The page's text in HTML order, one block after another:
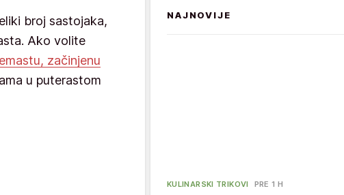
broj sastojaka,
Ako volite
začinjenu
u puterastom
NAJNOVIJE
KULINARSKI TRIKOVI PRE 1 H